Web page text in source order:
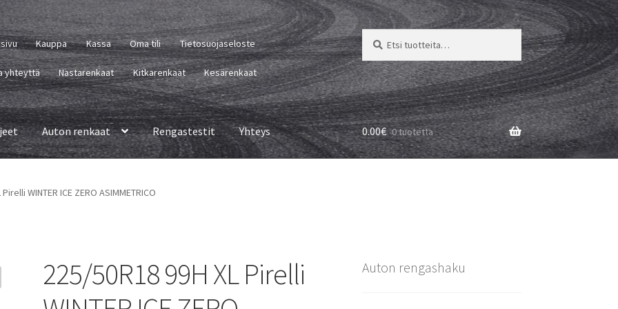
Kauppa Kassa Oma tili Tietosuojaseloste
yhteyttä Nastarenkaat Kitkarenkaat Kesärenkaat
Etsi:
Haku
Auton renkaat Rengastestit Yhteys 0.00€ 0 tuotetta
WINTER ICE ZERO ASIMMETRICO
225/50R18 99H XL Pirelli
Auton rengashaku